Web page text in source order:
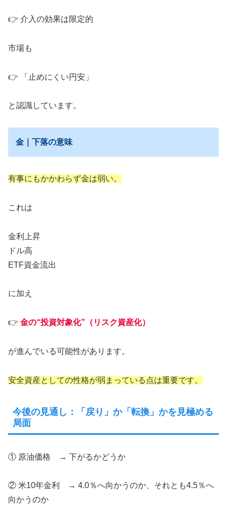
👉 介入の効果は限定的
市場も
👉 「止めにくい円安」
と認識しています。
金｜下落の意味
有事にもかかわらず金は弱い。
これは
金利上昇
ドル高
ETF資金流出
に加え
👉 金の“投資対象化”（リスク資産化）
が進んでいる可能性があります。
安全資産としての性格が弱まっている点は重要です。
今後の見通し：「戻り」か「転換」かを見極める
局面
① 原油価格 → 下がるかどうか
② 米10年金利 → 4.0％へ向かうのか、それとも4.5％へ
向かうのか